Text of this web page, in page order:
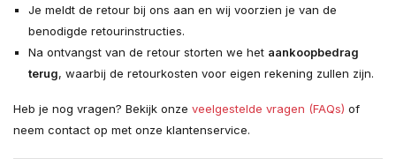
Je meldt de retour bij ons aan en wij voorzien je van de
benodigde retourinstructies.
Na ontvangst van de retour storten we het aankoopbedrag
terug, waarbij de retourkosten voor eigen rekening zullen zijn.
Heb je nog vragen? Bekijk onze veelgestelde vragen (FAQs) of
neem contact op met onze klantenservice.